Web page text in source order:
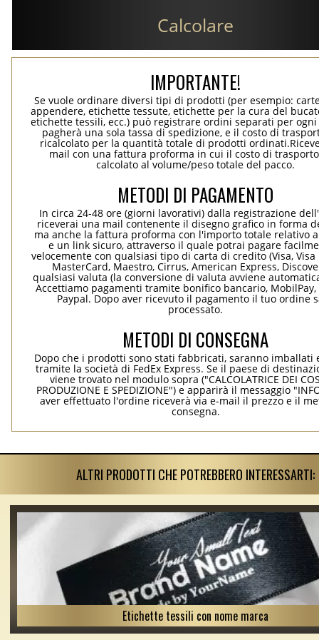
Calcolare
IMPORTANTE!
Se vuole ordinare diversi tipi di prodotti (per esempio:
appendere, etichette tessute, etichette per la cura del
etichette tessili, ecc.) può registrare ordini separati per
pagherà una sola tassa di spedizione, e il costo di
ricalcolato per la quantità totale di prodotti
mail con una fattura proforma in cui il costo di
calcolato al volume/peso totale del pacco.
METODI DI PAGAMENTO
In circa 24-48 ore (giorni lavorativi) dalla registrazione
riceverai una mail contenente il disegno grafico in forma
ma anche la fattura proforma con l'importo totale relativo
e un link sicuro, attraverso il quale potrai pagare
velocemente con qualsiasi tipo di carta di credito (Visa, Visa
MasterCard, Maestro, Cirrus, American Express,
qualsiasi valuta (la conversione di valuta avviene
Accettiamo pagamenti tramite bonifico bancario, MobilPay,
Paypal. Dopo aver ricevuto il pagamento il tuo ordine
processato.
METODI DI CONSEGNA
Dopo che i prodotti sono stati fabbricati, saranno imballati
tramite la società di FedEx Express. Se il paese di
viene trovato nel modulo sopra ("CALCOLATRICE DEI
PRODUZIONE E SPEDIZIONE") e apparirà il messaggio
aver effettuato l'ordine riceverà via e-mail il prezzo e il
consegna.
ALTRI PRODOTTI CHE POTREBBERO INTERESSARTI:
Etichette tessili con nome marca